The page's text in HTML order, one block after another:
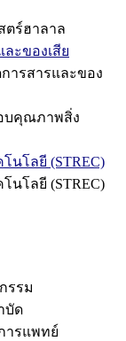
ตร์ฮาลาล
ะของเสีย
ารสารและของ
บคุณภาพสิ่ง
นโลยี (STREC)
นโลยี (STREC)
รรม
บัด
ารแพทย์